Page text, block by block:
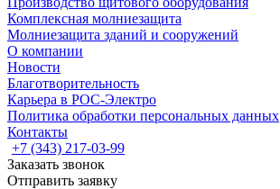
Комплексная молниезащита
Молниезащита зданий и сооружений
О компании
Новости
Благотворительность
Карьера в РОС-Электро
Политика обработки персональных данных
Контакты
+7 (343) 217-03-99
Заказать звонок
Отправить заявку